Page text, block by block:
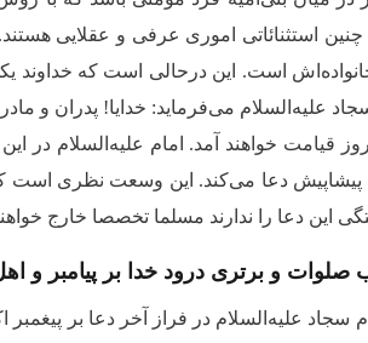
استثنائاتی اموری عرفی و عقلایی
است. این درحالی است که خداوند
علیه‌السلام می‌فرماید: خدایا! پدران و
قیامت خواهند آمد. امام علیه‌السلام
پیشاپیش دعا می‌کند. این وسعت نظری است
این دعا را ندارند مسلما تخصصا خارج
صلوات و برتری درود خدا بر پیامبر و
سجاد علیه‌السلام در فراز آخر دعا بر